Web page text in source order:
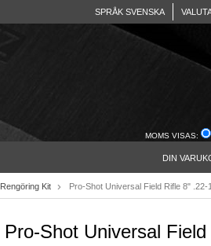
SPRÅK SVENSKA
MOMS VISAS:
DIN
Rengöring Kit Pro-Shot Universal Field Rifle 8" .22-
Pro-Shot Universal Field